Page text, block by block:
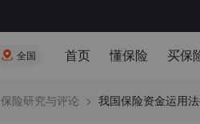
全国 首页 懂保险 买保
保险研究与评论 > 我国保险资金运用